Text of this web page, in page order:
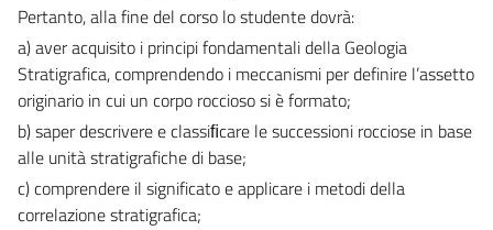
Pertanto, alla fine del corso lo studente dovrà:
a) aver acquisito i principi fondamentali della Geologia
Stratigrafica, comprendendo i meccanismi per definire l’assetto
originario in cui un corpo roccioso si è formato;
b) saper descrivere e classiﬁcare le successioni rocciose in base
alle unità stratigrafiche di base;
c) comprendere il significato e applicare i metodi della
correlazione stratigrafica;